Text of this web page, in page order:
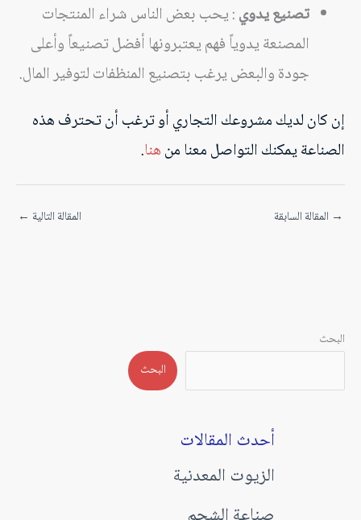
تصنيع يدوي: يحب بعض الناس شراء المنتجات
المصنعة يدوياً فهم يعتبرونها أفضل تصنيعاً وأعلى
جودة والبعض يرغب بتصنيع المنظفات لتوفير المال.
إن كان لديك مشروعك التجاري أو ترغب أن تحترف هذه
الصناعة يمكنك التواصل معنا منهنا.
→ المقالة السابقة المقالة التالية ←
البحث
البحث
أحدث المقالات
الزيوت المعدنية